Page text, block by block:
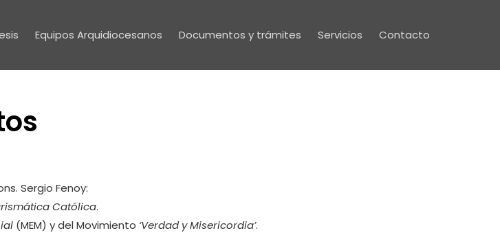
Equipos Arquidiocesanos Documentos y trámites Servicios Contacto
Sergio Fenoy:
Católica.
(MEM) y del Movimiento ‘Verdad y Misericordia’.